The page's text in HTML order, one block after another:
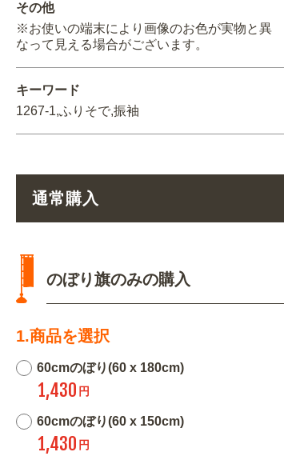
その他
※お使いの端末により画像のお色が実物と異
なって見える場合がございます。
キーワード
1267-1,ふりそで,振袖
通常購入
のぼり旗のみの購入
1.商品を選択
60cmのぼり(60 x 180cm)
1,430 円
60cmのぼり(60 x 150cm)
1,430 円